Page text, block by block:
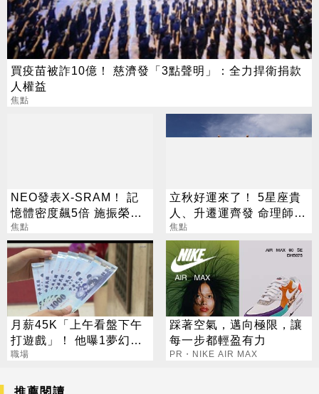
買疫苗被詐10億！ 慈濟發「3點聲明」：全力捍衛捐款
人權益
焦點
NEO發表X-SRAM！ 記
憶體密度飆5倍 施振榮：
半導體迎新革命
焦點
立秋好運來了！ 5星座貴
人、升遷運齊發 命理師：
把握黃金轉運期
焦點
月薪45K「上午看盤下午
打遊戲」！ 他曝1夢幻職
業 網嘆：比保全爽
職場
踩著空氣，邁向極限，讓
每一步都輕盈有力
PR・NIKE AIR MAX